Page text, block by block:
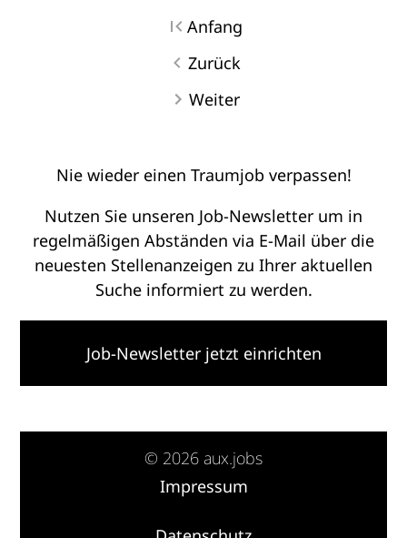
Anfang
Zurück
Weiter
Nie wieder einen Traumjob verpassen!
Nutzen Sie unseren Job-Newsletter um in
regelmäßigen Abständen via E-Mail über die
neuesten Stellenanzeigen zu Ihrer aktuellen
Suche informiert zu werden.
Job-Newsletter jetzt einrichten
© 2026 aux.jobs
Impressum